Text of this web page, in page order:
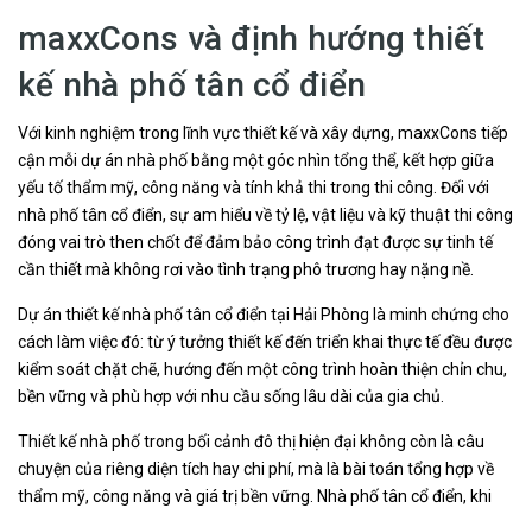
maxxCons và định hướng thiết
kế nhà phố tân cổ điển
Với kinh nghiệm trong lĩnh vực thiết kế và xây dựng, maxxCons tiếp
cận mỗi dự án nhà phố bằng một góc nhìn tổng thể, kết hợp giữa
yếu tố thẩm mỹ, công năng và tính khả thi trong thi công. Đối với
nhà phố tân cổ điển, sự am hiểu về tỷ lệ, vật liệu và kỹ thuật thi công
đóng vai trò then chốt để đảm bảo công trình đạt được sự tinh tế
cần thiết mà không rơi vào tình trạng phô trương hay nặng nề.
Dự án thiết kế nhà phố tân cổ điển tại Hải Phòng là minh chứng cho
cách làm việc đó: từ ý tưởng thiết kế đến triển khai thực tế đều được
kiểm soát chặt chẽ, hướng đến một công trình hoàn thiện chỉn chu,
bền vững và phù hợp với nhu cầu sống lâu dài của gia chủ.
Thiết kế nhà phố trong bối cảnh đô thị hiện đại không còn là câu
chuyện của riêng diện tích hay chi phí, mà là bài toán tổng hợp về
thẩm mỹ, công năng và giá trị bền vững. Nhà phố tân cổ điển, khi